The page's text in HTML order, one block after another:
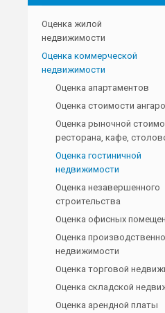
Оценка жилой
недвижимости
Оценка коммерческой
недвижимости
Оценка апартаментов
Оценка стоимости
Оценка рыночной
ресторана, кафе,
Оценка гостиничной
недвижимости
Оценка незавершенного
строительства
Оценка офисных
Оценка
недвижимости
Оценка торговой
Оценка складской
Оценка арендной платы